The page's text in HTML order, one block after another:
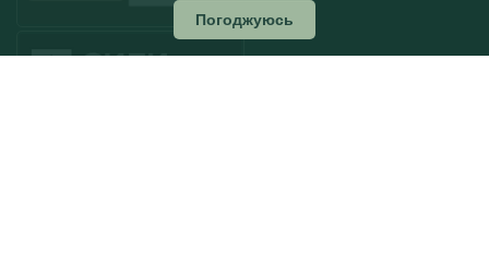
Погоджуюсь